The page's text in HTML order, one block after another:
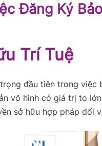
Đăng Ký
Trí Tuệ
đầu tiên trong việc
vô hình có giá trị to
sở hữu hợp pháp đối